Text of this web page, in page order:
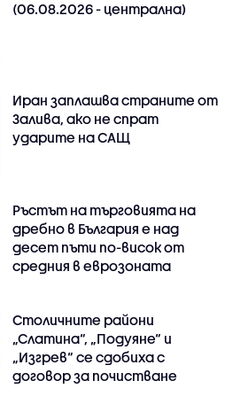
(06.08.2026 - централна)
Иран заплашва страните от
Залива, ако не спрат
ударите на САЩ
Ръстът на търговията на
дребно в България е над
десет пъти по-висок от
средния в еврозоната
Столичните райони
„Слатина“, „Подуяне“ и
„Изгрев“ се сдобиха с
договор за почистване